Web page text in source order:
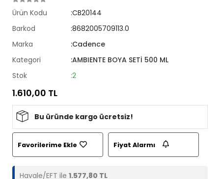
Ürün Kodu
:CB20144
Barkod
:8682005709113.0
Marka
:Cadence
Kategori
:AMBIENTE BOYA SETİ 500 ML
Stok
:2
1.610,00 TL
Bu üründe kargo ücretsiz!
Favorilerime Ekle Fiyat Alarmı
Havale/EFT ile 1.577,80 TL